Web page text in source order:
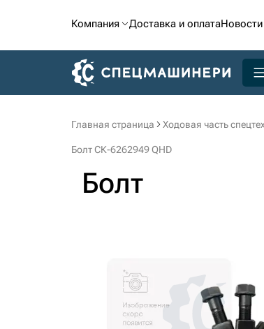
Компания Доставка и оплатаНовости
Главная страница Ходовая часть
Болт СК-6262949 QHD
Болт